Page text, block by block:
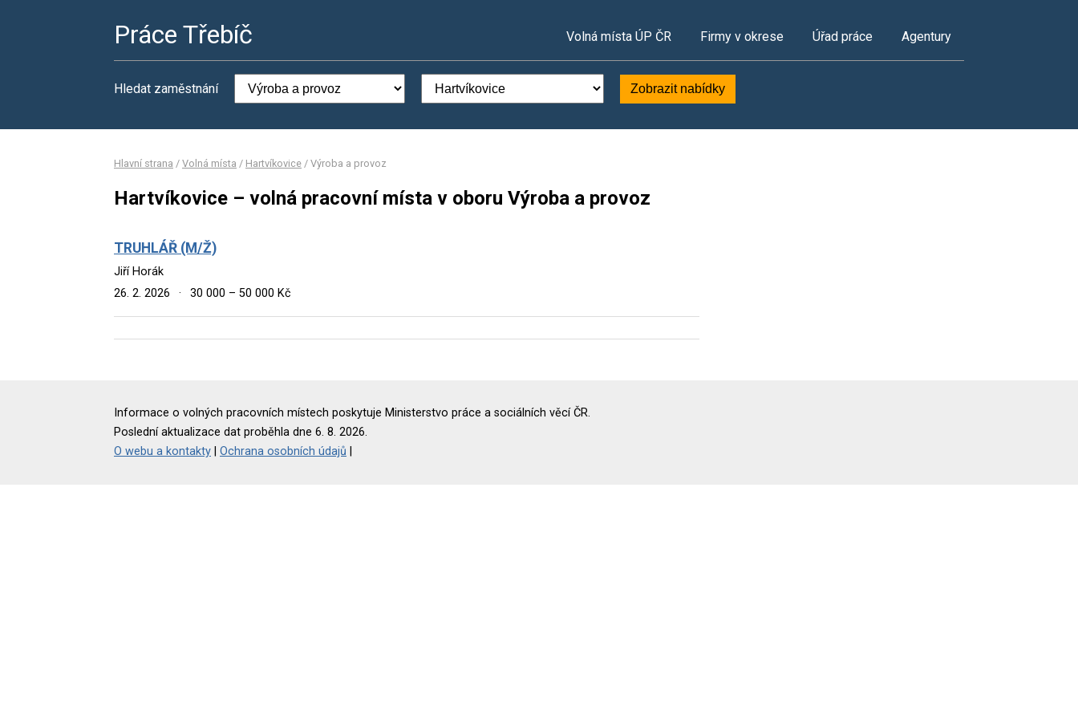
Práce Třebíč Volná místa ÚP ČR Firmy v okrese Úřad práce Agentury
Hledat zaměstnání Zobrazit nabídky
Hlavní strana / Volná místa / Hartvíkovice / Výroba a provoz
Hartvíkovice – volná pracovní místa v oboru Výroba a provoz
TRUHLÁŘ (M/Ž)
Jiří Horák
26. 2. 2026
· 30 000 – 50 000 Kč
Informace o volných pracovních místech poskytuje Ministerstvo práce a sociálních věcí ČR.
Poslední aktualizace dat proběhla dne 6. 8. 2026.
O webu a kontakty
Ochrana osobních údajů